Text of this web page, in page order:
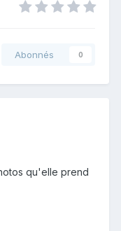
Abonnés 0
qu'elle prend